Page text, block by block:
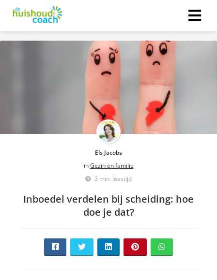
Els Jacobs
inGezin en familie
3 min. leestijd
Inboedel verdelen bij scheiding: hoe
doe je dat?